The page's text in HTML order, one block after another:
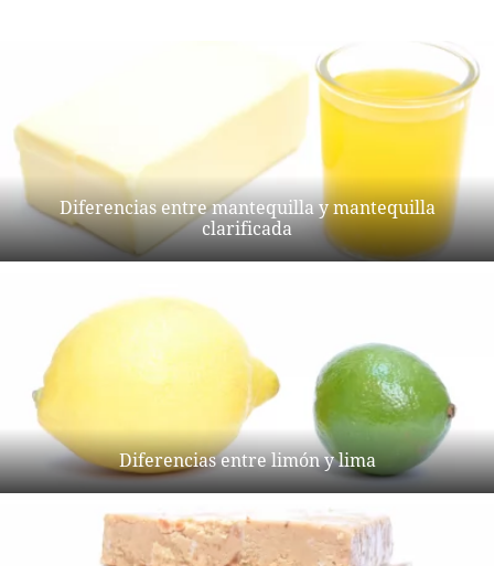
Diferencias entre mantequilla y mantequilla
clarificada
Diferencias entre limón y lima